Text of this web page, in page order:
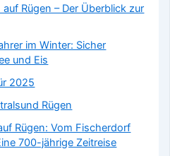
Rügen – Der Überblick zur
im Winter: Sicher
und Eis
2025
Rügen
Rügen: Vom Fischerdorf
700-jährige Zeitreise